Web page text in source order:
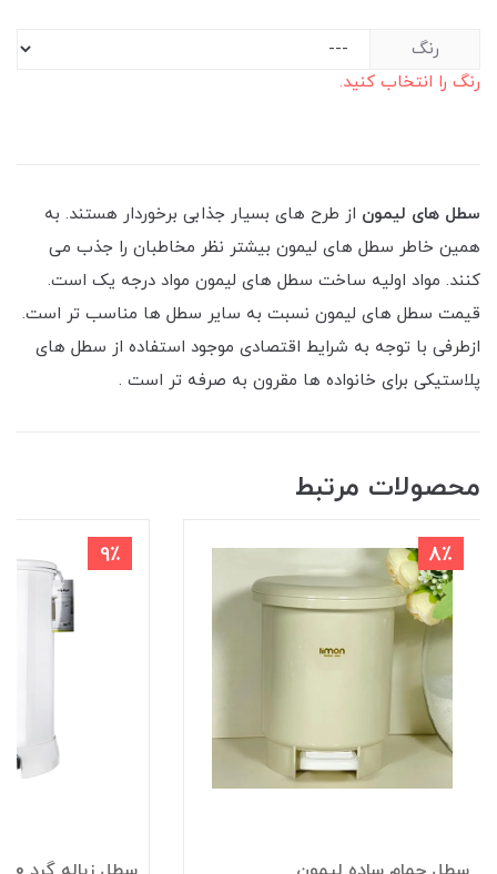
رنگ
رنگ را انتخاب کنید.
سطل های لیمون از طرح های بسیار جذابی برخوردار هستند. به
همین خاطر سطل های لیمون بیشتر نظر مخاطبان را جذب می
کنند. مواد اولیه ساخت سطل های لیمون مواد درجه یک است.
قیمت سطل های لیمون نسبت به سایر سطل ها مناسب تر است.
ازطرفی با توجه به شرایط اقتصادی موجود استفاده از سطل های
پلاستیکی برای خانواده ها مقرون به صرفه تر است .
محصولات مرتبط
8٪ 9٪